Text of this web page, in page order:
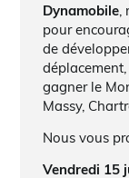
Dynamobile,
pour
de
gagner le
Massy,
Nous vous
Vendredi 15